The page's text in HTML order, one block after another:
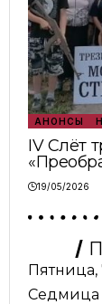
АНОНСЫ
IV Слёт
19/05/2026
Пятница,
Седмица